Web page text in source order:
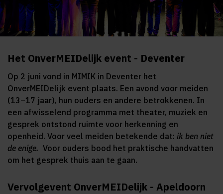
Het OnverMEIDelijk event - Deventer
Op 2 juni vond in MIMIK in Deventer het
OnverMEIDelijk event plaats. Een avond voor meiden
(13–17 jaar), hun ouders en andere betrokkenen. In
een afwisselend programma met theater, muziek en
gesprek ontstond ruimte voor herkenning en
openheid. Voor veel meiden betekende dat: ik ben niet
de enige. Voor ouders bood het praktische handvatten
om het gesprek thuis aan te gaan.
Vervolgevent OnverMEIDelijk - Apeldoorn